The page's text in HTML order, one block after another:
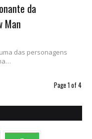
da
Man
das personagens
Page 1 of 4